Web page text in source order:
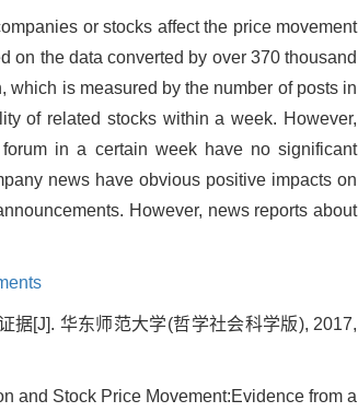
or stocks affect the price movement
on the data converted by over 370 thousand
which is measured by the number of posts in
of related stocks within a week. However,
in a certain week have no significant
news have obvious positive impacts on
However, news reports about
[J]. 华东师范大学(哲学社会科学版), 2017,
and Stock Price Movement:Evidence from a